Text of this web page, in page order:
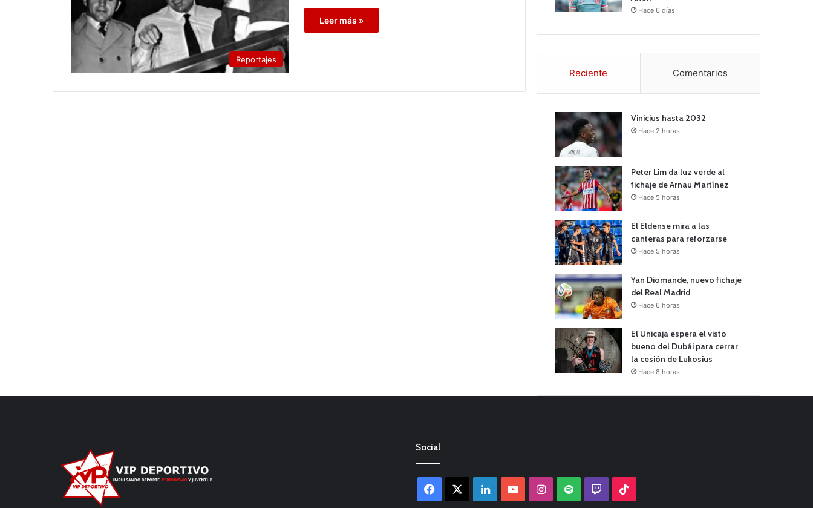
Reportajes
Leer más »
Hace 6 días
Reciente Comentarios
Vinicius hasta 2032
Hace 2 horas
Peter Lim da luz verde al
fichaje de Arnau Martínez
Hace 5 horas
El Eldense mira a las
canteras para reforzarse
Hace 5 horas
Yan Diomande, nuevo fichaje
del Real Madrid
Hace 6 horas
El Unicaja espera el visto
bueno del Dubái para cerrar
la cesión de Lukosius
Hace 8 horas
Social
Facebook LinkedInYouTubeInstagram
Spotify Twitch